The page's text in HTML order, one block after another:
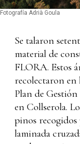
Fotografía Adrià Goula
Se talaron
material de
FLORA. Estos
recolectaron en
Plan de
en Collserola.
pinos recogidos
laminada